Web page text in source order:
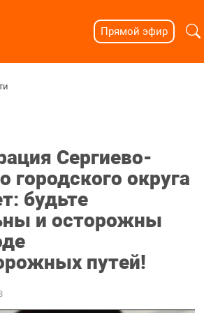
Прямой эфир
Сергиево-
городского округа
будьте
и осторожны
путей!